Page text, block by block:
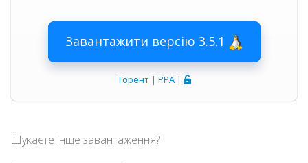
Завантажити версію 3.5.1
Торент| PPA|
Шукаєте інше завантаження?